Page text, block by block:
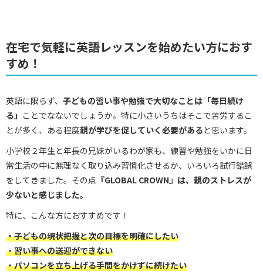
在宅で気軽に英語レッスンを始めたい方におす
すめ！
英語に限らず、 子どもの習い事や勉強で大切なことは「毎日続け
る」 ことでなないでしょうか。特に小さいうちはそこで苦労するこ
とが多く、ある程度親が学びを促していく必要があると思います。
小学校２年生と年長の兄妹がいるわが家も、練習や勉強をいかに日
常生活の中に無理なく取り込み習慣化させるか、いろいろ試行錯誤
をしてきました。その点 『GLOBAL CROWN』は、親のストレスが
少ないと感じました。
特に、こんな方におすすめです！
・子どもの現状把握と次の目標を明確にしたい
・習い事への送迎ができない
・パソコンを立ち上げる手間をかけずに続けたい